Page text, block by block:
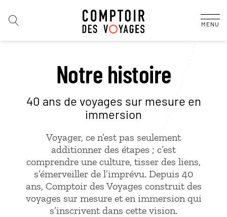
MENU
Notre histoire
40 ans de voyages sur mesure en
immersion
Voyager, ce n’est pas seulement
additionner des étapes ; c’est
comprendre une culture, tisser des liens,
s’émerveiller de l’imprévu. Depuis 40
ans, Comptoir des Voyages construit des
voyages sur mesure et en immersion qui
s’inscrivent dans cette vision.